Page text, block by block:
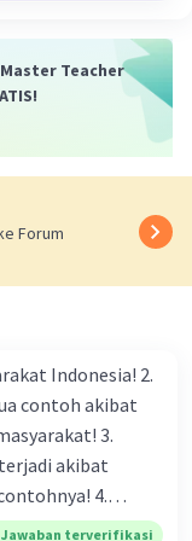
untuk
Dalam konteks
yang dikuasai
besar
ekonomi
lokal.
meningkatkan
tetapi
Teacher
Forum
Indonesia! 2.
contoh akibat
3.
akibat
4.
keberagaman
Jawaban terverifikasi